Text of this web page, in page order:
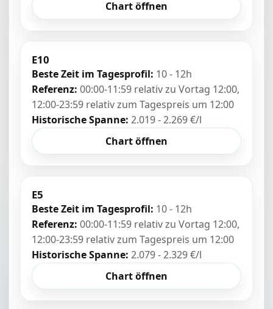
Chart öffnen
E10
Beste Zeit im Tagesprofil: 10 - 12h
Referenz: 00:00-11:59 relativ zu Vortag 12:00,
12:00-23:59 relativ zum Tagespreis um 12:00
Historische Spanne: 2.019 - 2.269 €/l
Chart öffnen
E5
Beste Zeit im Tagesprofil: 10 - 12h
Referenz: 00:00-11:59 relativ zu Vortag 12:00,
12:00-23:59 relativ zum Tagespreis um 12:00
Historische Spanne: 2.079 - 2.329 €/l
Chart öffnen